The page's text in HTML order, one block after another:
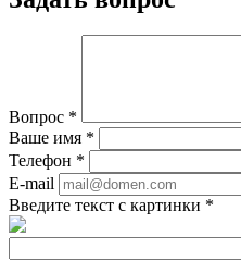
Вопрос *
Ваше имя *
Телефон *
E-mail
Введите текст с картинки *